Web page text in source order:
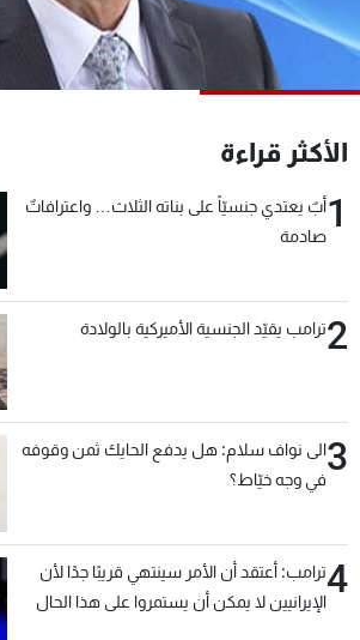
الأكثر قراءة
1أبٌ يعتدي جنسيّاً على بناته الثلاث… واعترافاتٌ
صادمة
2ترامب يقيّد الجنسية الأميركية بالولادة
3الى نواف سلام: هل يدفع الحايك ثمن وقوفه
في وجه خيّاط؟
4ترامب: أعتقد أن الأمر سينتهي قريبًا جدًا لأن
الإيرانيين لا يمكن أن يستمروا على هذا الحال
شاهد البرامج
الترددات
الإنـتـاج
سياسة الخصوصية